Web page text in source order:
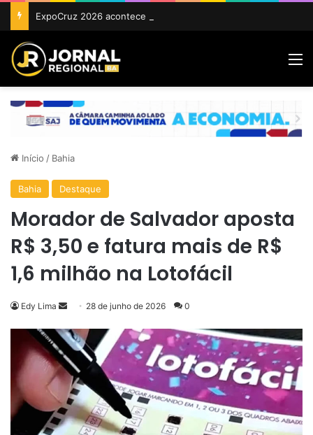
Início / Bahia
Bahia Destaque
Morador de Salvador aposta
R$ 3,50 e fatura mais de R$
1,6 milhão na Lotofácil
Edy Lima
Mande
e-
mail
28 de junho de 2026 0